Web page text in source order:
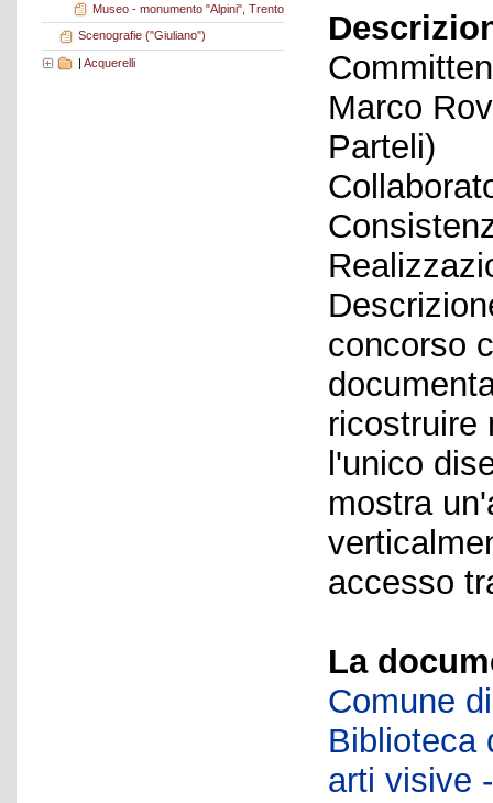
Museo - monumento "Alpini", Trento
Scenografie ("Giuliano")
| Acquerelli
Marco
Parteli)
concorso
ricostruire
l'unico
mostra
accesso
La
Comune
Biblioteca
arti visive